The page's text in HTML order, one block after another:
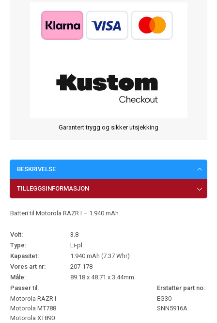
Garantert trygg og sikker utsjekking
BESKRIVELSE
TILLEGGSINFORMASJON
Batteri til Motorola RAZR I – 1.940 mAh
Volt:
3.8
Type:
Li-pl
Kapasitet:
1.940 mAh (7.37 Whr)
Vores art nr:
207-178
Måle:
89.18 x 48.71 x 3.44mm
Passer til:
Erstatter part no:
Motorola RAZR I
Motorola MT788
Motorola XT890
EG30
SNN5916A